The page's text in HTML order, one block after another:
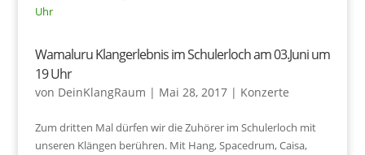
Wamaluru Klangerlebnis im Schulerloch am 03.Juni um
19 Uhr
von DeinKlangRaum | Mai 28, 2017| Konzerte
Zum dritten Mal dürfen wir die Zuhörer im Schulerloch mit
unseren Klängen berühren. Mit Hang, Spacedrum, Caisa,